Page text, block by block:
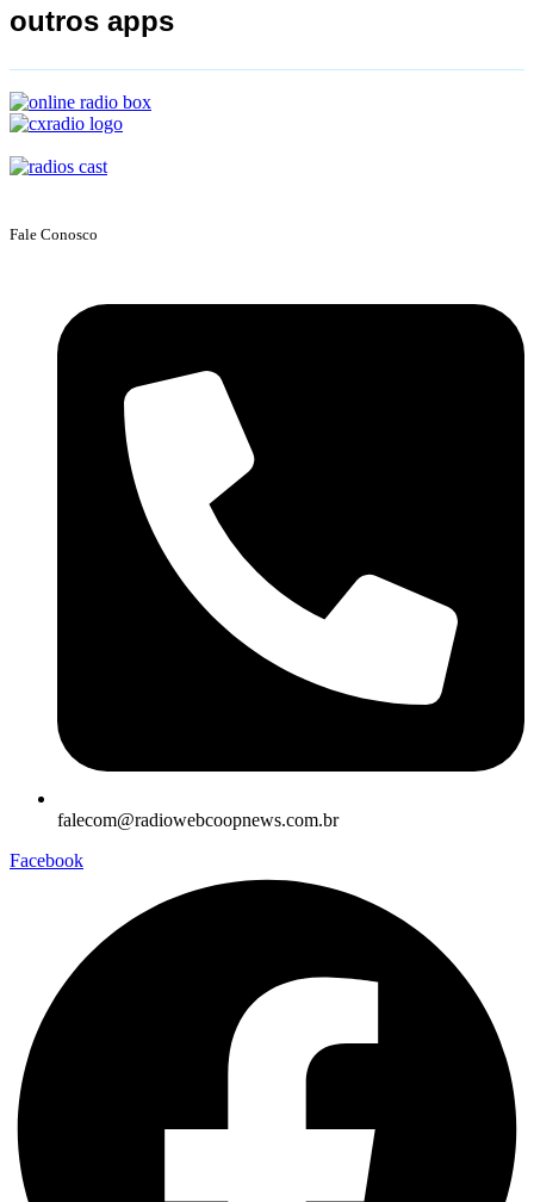
outros apps
Fale Conosco
falecom@radiowebcoopnews.com.br
Facebook